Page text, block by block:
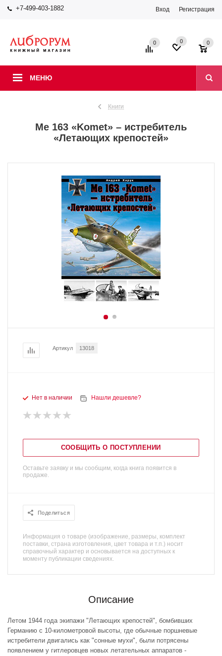
+7-499-403-1882 Вход Регистрация
МЕНЮ
0 0 0
Книги
Me 163 «Komet» – истребитель
«Летающих крепостей»
Артикул 13018
Нет в наличии Нашли дешевле?
СООБЩИТЬ О ПОСТУПЛЕНИИ
Оставьте заявку и мы сообщим, когда книга появится в
продаже.
Поделиться
Информация о товаре (изображение, размеры, комплект
поставки, страна изготовления, цвет товара и т.п.) носит
справочный характер и основывается на доступных к
моменту публикации сведениях.
Описание
Летом 1944 года экипажи "Летающих крепостей", бомбивших
Германию с 10-километровой высоты, где обычные поршневые
истребители двигались как "сонные мухи", были потрясены
появлением у гитлеровцев новых летательных аппаратов -